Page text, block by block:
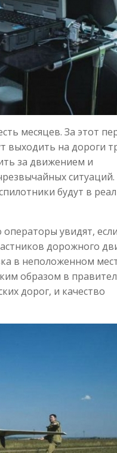
месяцев. За этот
выходить на дороги
за движением и
будут в
увидят,
дорожного
в неположенном
образом в
дорог, и качество